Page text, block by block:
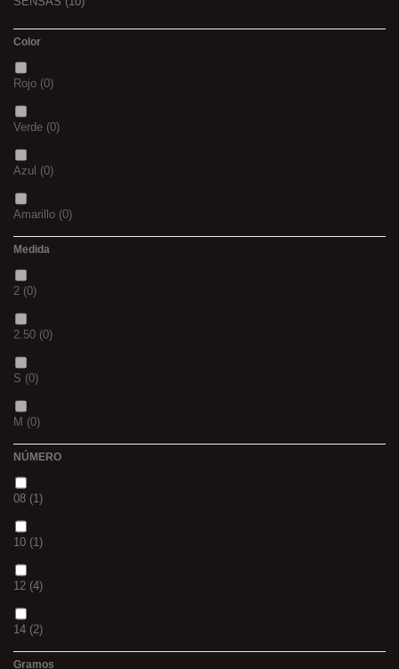
Color
Rojo (0)
Verde (0)
Azul (0)
Amarillo (0)
(0)
(0)
BLACK & RED
PANTHER
36(0)
P(0)
14(0)
42(0)
23(0)
Medida
2 (0)
2.50 (0)
S (0)
M (0)
20MM
3 M (0)
(0)
(0)
NÚMERO
08 (1)
10 (1)
12 (4)
14 (2)
Gramos